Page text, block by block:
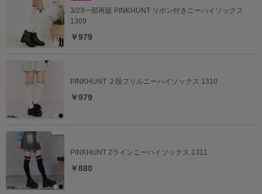
3/23一部再販 PINKHUNT リボン付きニーハイソックス
1309
￥979
PINKHUNT ２段フリルニーハイソックス 1310
￥979
PINKHUNT 2ラインニーハイソックス 1311
￥880